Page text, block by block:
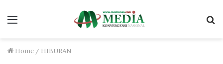
Menu
Home / HIBURAN